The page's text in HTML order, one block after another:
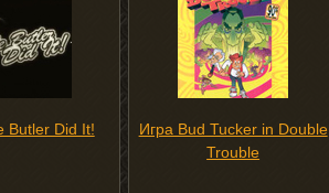
Butler Did It!
Игра Bud Tucker in Double
Trouble